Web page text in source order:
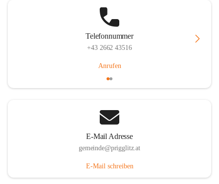
Telefonnummer
+43 2662 43516
Anrufen
E-Mail Adresse
gemeinde@prigglitz.at
E-Mail schreiben